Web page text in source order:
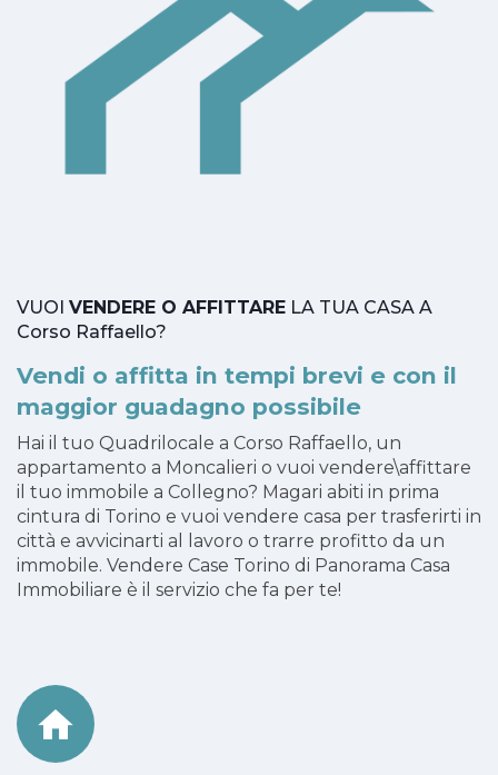
VUOI VENDERE O AFFITTARE LA TUA CASA A
Corso Raffaello?
Vendi o affitta in tempi brevi e con il
maggior guadagno possibile
Hai il tuo Quadrilocale a Corso Raffaello, un
appartamento a Moncalieri o vuoi vendere\affittare
il tuo immobile a Collegno? Magari abiti in prima
cintura di Torino e vuoi vendere casa per trasferirti in
città e avvicinarti al lavoro o trarre profitto da un
immobile. Vendere Case Torino di Panorama Casa
Immobiliare è il servizio che fa per te!